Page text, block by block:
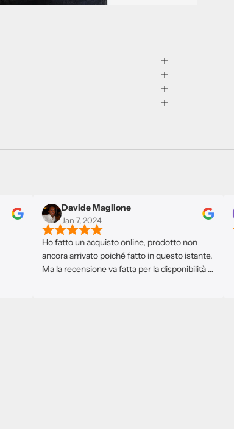
Davide Maglione
Jan 7, 2024
Ho fatto un acquisto online, prodotto non
ancora arrivato poiché fatto in questo istante.
Ma la recensione va fatta per la disponibilità e